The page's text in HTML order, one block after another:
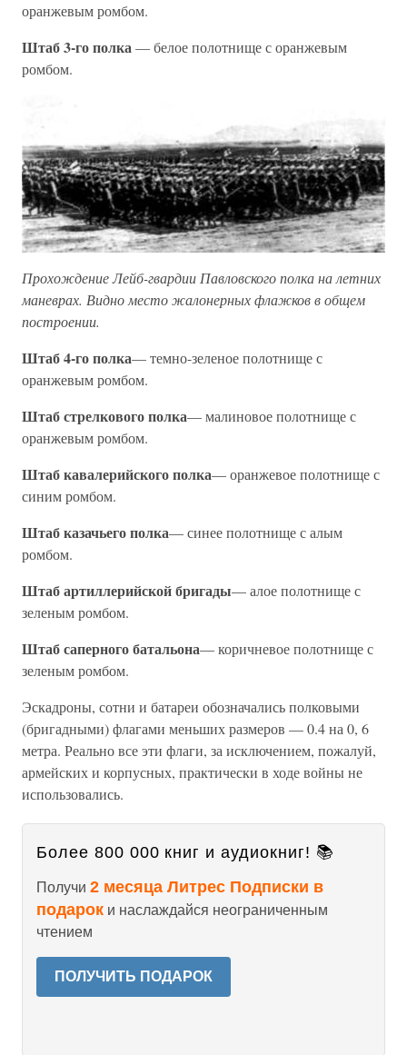
оранжевым ромбом.
Штаб 3-го полка— белое полотнище с оранжевым
ромбом.
Прохождение Лейб-гвардии Павловского полка на летних
маневрах. Видно место жалонерных флажков в общем
построении.
Штаб 4-го полка— темно-зеленое полотнище с
оранжевым ромбом.
Штаб стрелкового полка— малиновое полотнище с
оранжевым ромбом.
Штаб кавалерийского полка— оранжевое полотнище с
синим ромбом.
Штаб казачьего полка— синее полотнище с алым
ромбом.
Штаб артиллерийской бригады— алое полотнище с
зеленым ромбом.
Штаб саперного батальона— коричневое полотнище с
зеленым ромбом.
Эскадроны, сотни и батареи обозначались полковыми
(бригадными) флагами меньших размеров — 0.4 на 0, 6
метра. Реально все эти флаги, за исключением, пожалуй,
армейских и корпусных, практически в ходе войны не
использовались.
Более 800 000 книг и аудиокниг! 📚
Получи 2 месяца Литрес Подписки в
подарок и наслаждайся неограниченным
чтением
ПОЛУЧИТЬ ПОДАРОК